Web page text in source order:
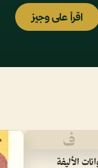
اقرأ على وجيز
ف
الأليفة